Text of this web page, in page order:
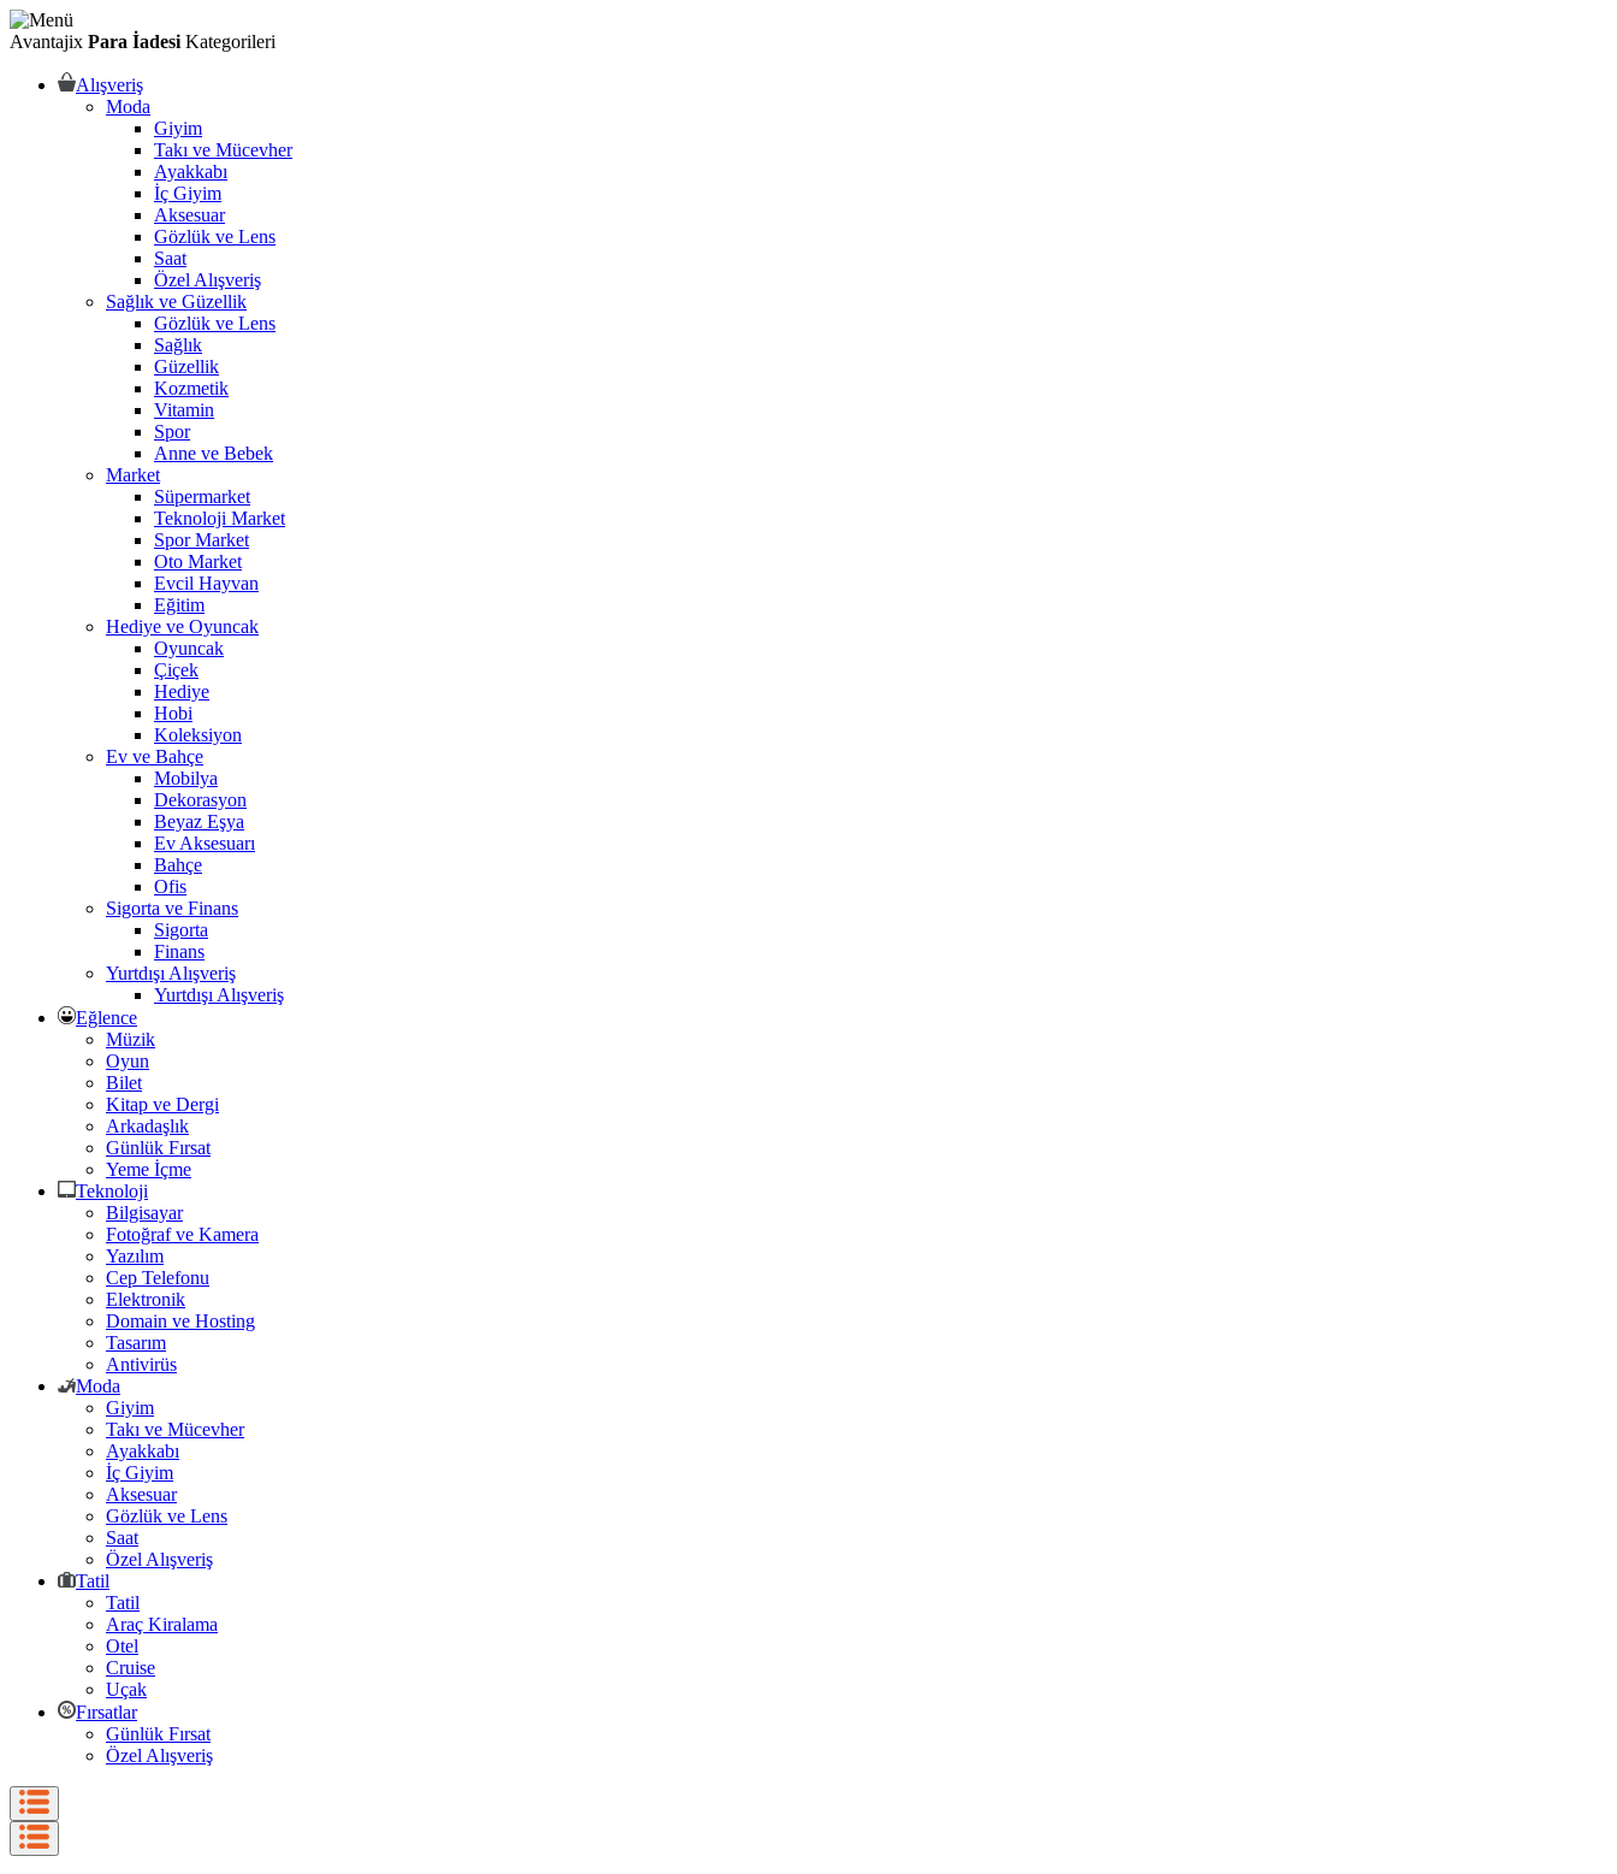
Avantajix Para İadesi Kategorileri
Alışveriş
Moda
Giyim
Takı ve Mücevher
Ayakkabı
İç Giyim
Aksesuar
Gözlük ve Lens
Saat
Özel Alışveriş
Sağlık ve Güzellik
Gözlük ve Lens
Sağlık
Güzellik
Kozmetik
Vitamin
Spor
Anne ve Bebek
Market
Süpermarket
Teknoloji Market
Spor Market
Oto Market
Evcil Hayvan
Eğitim
Hediye ve Oyuncak
Oyuncak
Çiçek
Hediye
Hobi
Koleksiyon
Ev ve Bahçe
Mobilya
Dekorasyon
Beyaz Eşya
Ev Aksesuarı
Bahçe
Ofis
Sigorta ve Finans
Sigorta
Finans
Yurtdışı Alışveriş
Yurtdışı Alışveriş
Eğlence
Müzik
Oyun
Bilet
Kitap ve Dergi
Arkadaşlık
Günlük Fırsat
Yeme İçme
Teknoloji
Bilgisayar
Fotoğraf ve Kamera
Yazılım
Cep Telefonu
Elektronik
Domain ve Hosting
Tasarım
Antivirüs
Moda
Giyim
Takı ve Mücevher
Ayakkabı
İç Giyim
Aksesuar
Gözlük ve Lens
Saat
Özel Alışveriş
Tatil
Tatil
Araç Kiralama
Otel
Cruise
Uçak
Fırsatlar
Günlük Fırsat
Özel Alışveriş